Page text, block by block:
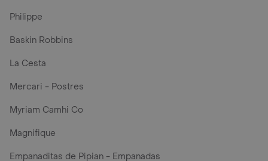
Philippe
Baskin Robbins
La Cesta
Mercari - Postres
Myriam Camhi Co
Magnifique
Empanaditas de Pipian - Empanadas